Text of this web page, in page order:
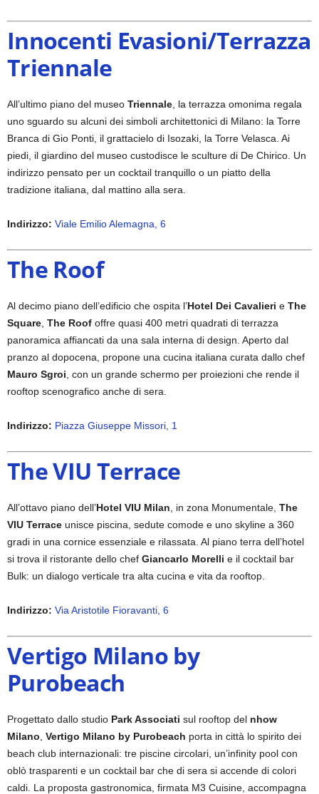
Innocenti Evasioni/Terrazza
Triennale
All’ultimo piano del museo Triennale , la terrazza omonima regala
uno sguardo su alcuni dei simboli architettonici di Milano: la Torre
Branca di Gio Ponti, il grattacielo di Isozaki, la Torre Velasca. Ai
piedi, il giardino del museo custodisce le sculture di De Chirico. Un
indirizzo pensato per un cocktail tranquillo o un piatto della
tradizione italiana, dal mattino alla sera.
Indirizzo: Viale Emilio Alemagna, 6
The Roof
Al decimo piano dell’edificio che ospita l’Hotel Dei Cavalieri e The
Square The Roof offre quasi 400 metri quadrati di terrazza
panoramica affiancati da una sala interna di design. Aperto dal
pranzo al dopocena, propone una cucina italiana curata dallo chef
Mauro Sgroi , con un grande schermo per proiezioni che rende il
rooftop scenografico anche di sera.
Indirizzo: Piazza Giuseppe Missori, 1
The VIU Terrace
All’ottavo piano dell’Hotel VIU Milan , in zona Monumentale, The
VIU Terrace unisce piscina, sedute comode e uno skyline a 360
gradi in una cornice essenziale e rilassata. Al piano terra dell’hotel
si trova il ristorante dello chef Giancarlo Morelli e il cocktail bar
Bulk: un dialogo verticale tra alta cucina e vita da rooftop.
Indirizzo: Via Aristotile Fioravanti, 6
Vertigo Milano by
Purobeach
Progettato dallo studio Park Associati sul rooftop del nhow
Milano Vertigo Milano by Purobeach porta in città lo spirito dei
beach club internazionali: tre piscine circolari, un’infinity pool con
oblò trasparenti e un cocktail bar che di sera si accende di colori
caldi. La proposta gastronomica, firmata M3 Cuisine, accompagna